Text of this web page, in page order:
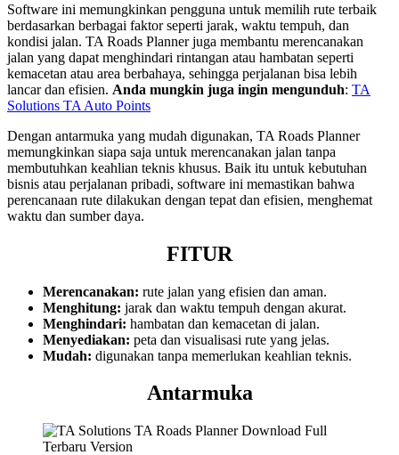
Software ini memungkinkan pengguna untuk memilih rute terbaik
berdasarkan berbagai faktor seperti jarak, waktu tempuh, dan
kondisi jalan. TA Roads Planner juga membantu merencanakan
jalan yang dapat menghindari rintangan atau hambatan seperti
kemacetan atau area berbahaya, sehingga perjalanan bisa lebih
lancar dan efisien. Anda mungkin juga ingin mengunduh: TA
Solutions TA Auto Points
Dengan antarmuka yang mudah digunakan, TA Roads Planner
memungkinkan siapa saja untuk merencanakan jalan tanpa
membutuhkan keahlian teknis khusus. Baik itu untuk kebutuhan
bisnis atau perjalanan pribadi, software ini memastikan bahwa
perencanaan rute dilakukan dengan tepat dan efisien, menghemat
waktu dan sumber daya.
FITUR
Merencanakan: rute jalan yang efisien dan aman.
Menghitung: jarak dan waktu tempuh dengan akurat.
Menghindari: hambatan dan kemacetan di jalan.
Menyediakan: peta dan visualisasi rute yang jelas.
Mudah: digunakan tanpa memerlukan keahlian teknis.
Antarmuka